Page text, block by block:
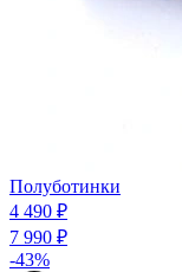
Полуботинки
4 490 ₽
7 990 ₽
-43%